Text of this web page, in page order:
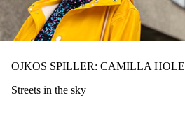
OJKOS SPILLER: CAMILLA HOLE
Streets in the sky